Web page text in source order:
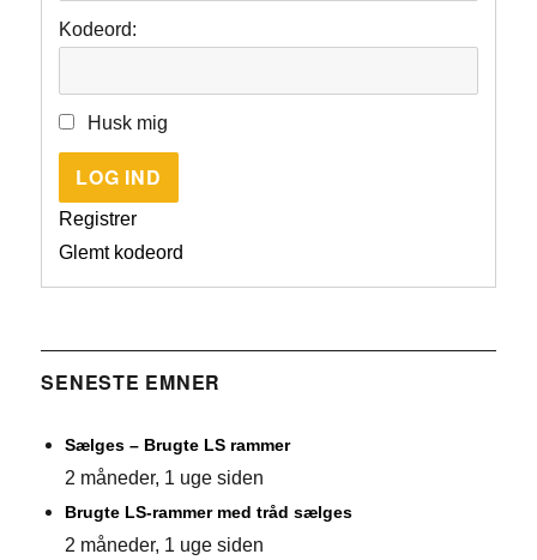
Kodeord:
Husk mig
LOG IND
Registrer
Glemt kodeord
SENESTE EMNER
Sælges – Brugte LS rammer
2 måneder, 1 uge siden
Brugte LS-rammer med tråd sælges
2 måneder, 1 uge siden